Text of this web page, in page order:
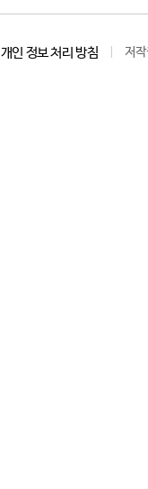
개인 정보 처리 방침 저